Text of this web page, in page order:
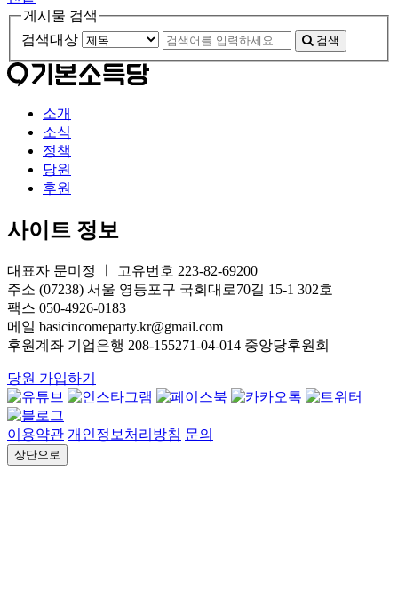
게시물 검색
검색대상
검색
소개
소식
정책
당원
후원
사이트 정보
대표자 문미정 ㅣ 고유번호 223-82-69200
주소 (07238) 서울 영등포구 국회대로70길 15-1 302호
팩스 050-4926-0183
메일 basicincomeparty.kr@gmail.com
후원계좌 기업은행 208-155271-04-014 중앙당후원회
당원 가입하기
이용약관 개인정보처리방침 문의
상단으로